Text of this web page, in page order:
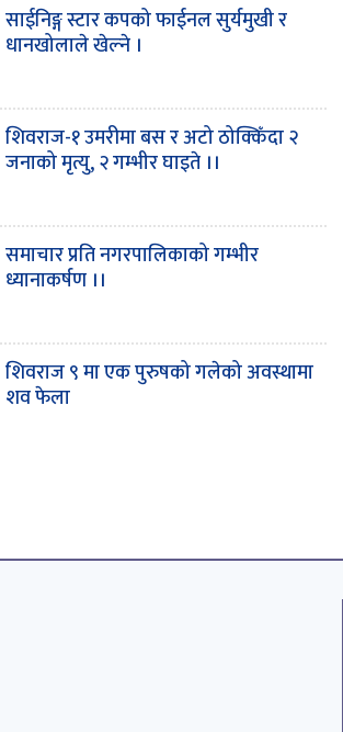
साईनिङ्ग स्टार कपको फाईनल सुर्यमुखी र
धानखोलाले खेल्ने ।
शिवराज-१ उमरीमा बस र अटो ठोक्किँदा २
जनाको मृत्यु, २ गम्भीर घाइते ।।
समाचार प्रति नगरपालिकाको गम्भीर
ध्यानाकर्षण ।।
शिवराज ९ मा एक पुरुषको गलेको अवस्थामा
शव फेला